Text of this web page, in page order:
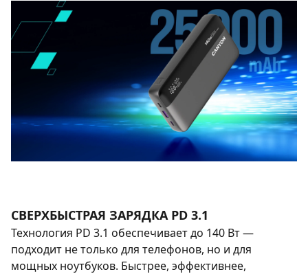
СВЕРХБЫСТРАЯ ЗАРЯДКА PD 3.1
Технология PD 3.1 обеспечивает до 140 Вт —
подходит не только для телефонов, но и для
мощных ноутбуков. Быстрее, эффективнее,